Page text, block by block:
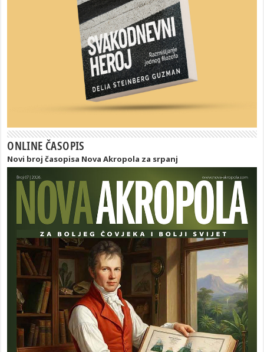
ONLINE ČASOPIS
Novi broj časopisa Nova Akropola za srpanj